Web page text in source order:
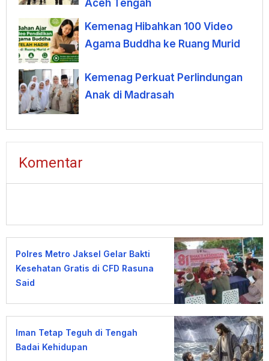
Aceh Tengah
Kemenag Hibahkan 100 Video
Agama Buddha ke Ruang Murid
Kemenag Perkuat Perlindungan
Anak di Madrasah
Komentar
Polres Metro Jaksel Gelar Bakti
Kesehatan Gratis di CFD Rasuna
Said
Iman Tetap Teguh di Tengah
Badai Kehidupan